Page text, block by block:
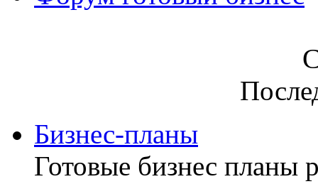
Бизнес-планы
Готовые бизнес планы